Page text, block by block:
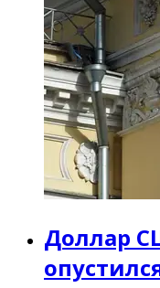
Доллар